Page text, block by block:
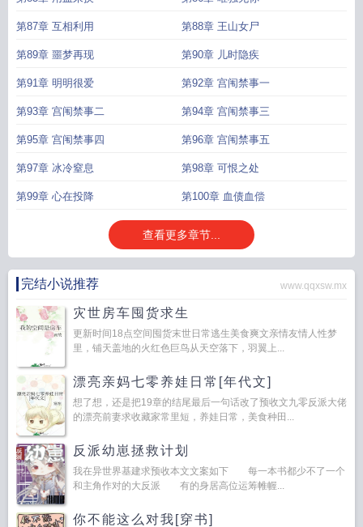
第87章 互相利用 第88章 王山女尸
第89章 噩梦再现 第90章 儿时隐疾
第91章 明明很爱 第92章 宫闱禁事一
第93章 宫闱禁事二 第94章 宫闱禁事三
第95章 宫闱禁事四 第96章 宫闱禁事五
第97章 冰冷窒息 第98章 可恨之处
第99章 心在投降 第100章 血债血偿
查看更多章节...
完结小说推荐 www.qqxsw.mx
灾世房车囤货求生
更新时间18点空间囤货末世日常逃生美食爽文亲情友情人性梦
里，铺天盖地的火红色巨鸟从天空落下，羽翼上...
漂亮亲妈七零养娃日常[年代文]
想了想，还是把19章的结尾最后一句话改了预收文九零反派大佬
的漂亮前妻求收藏家常里短，养娃日常，美食种田...
反派幼崽拯救计划
我在异世界基建求预收本文文案如下 每一本书都少不了一个
和主角作对的大反派 有的身居高位运筹帷幄...
你不能这么对我[穿书]